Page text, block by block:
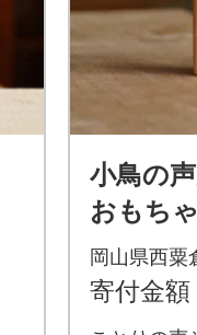
小鳥の
おもち
のきの
ル」
岡山県西粟
寄付金額